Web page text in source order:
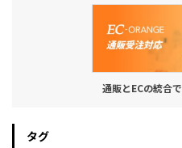
通販とECの統合
タグ